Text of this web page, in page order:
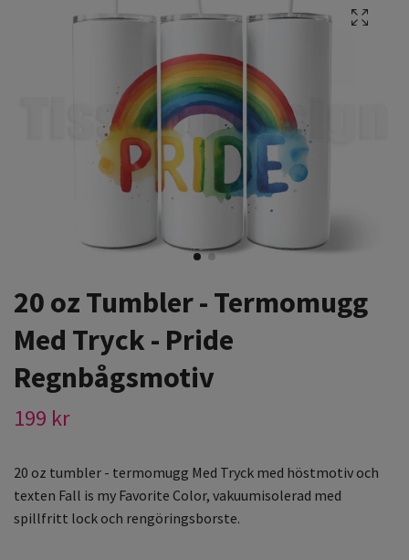
20 oz Tumbler - Termomugg
Med Tryck - Pride
Regnbågsmotiv
199 kr
20 oz tumbler - termomugg Med Tryck med höstmotiv och
texten Fall is my Favorite Color, vakuumisolerad med
spillfritt lock och rengöringsborste.